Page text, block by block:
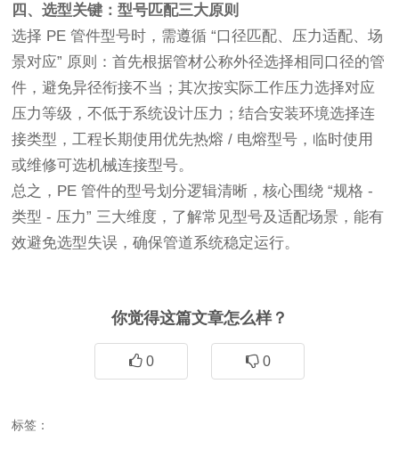
四、选型关键：型号匹配三大原则
选择 PE 管件型号时，需遵循 “口径匹配、压力适配、场
景对应” 原则：首先根据管材公称外径选择相同口径的管
件，避免异径衔接不当；其次按实际工作压力选择对应
压力等级，不低于系统设计压力；结合安装环境选择连
接类型，工程长期使用优先热熔 / 电熔型号，临时使用
或维修可选机械连接型号。
总之，PE 管件的型号划分逻辑清晰，核心围绕 “规格 -
类型 - 压力” 三大维度，了解常见型号及适配场景，能有
效避免选型失误，确保管道系统稳定运行。
你觉得这篇文章怎么样？
0 0
标签：